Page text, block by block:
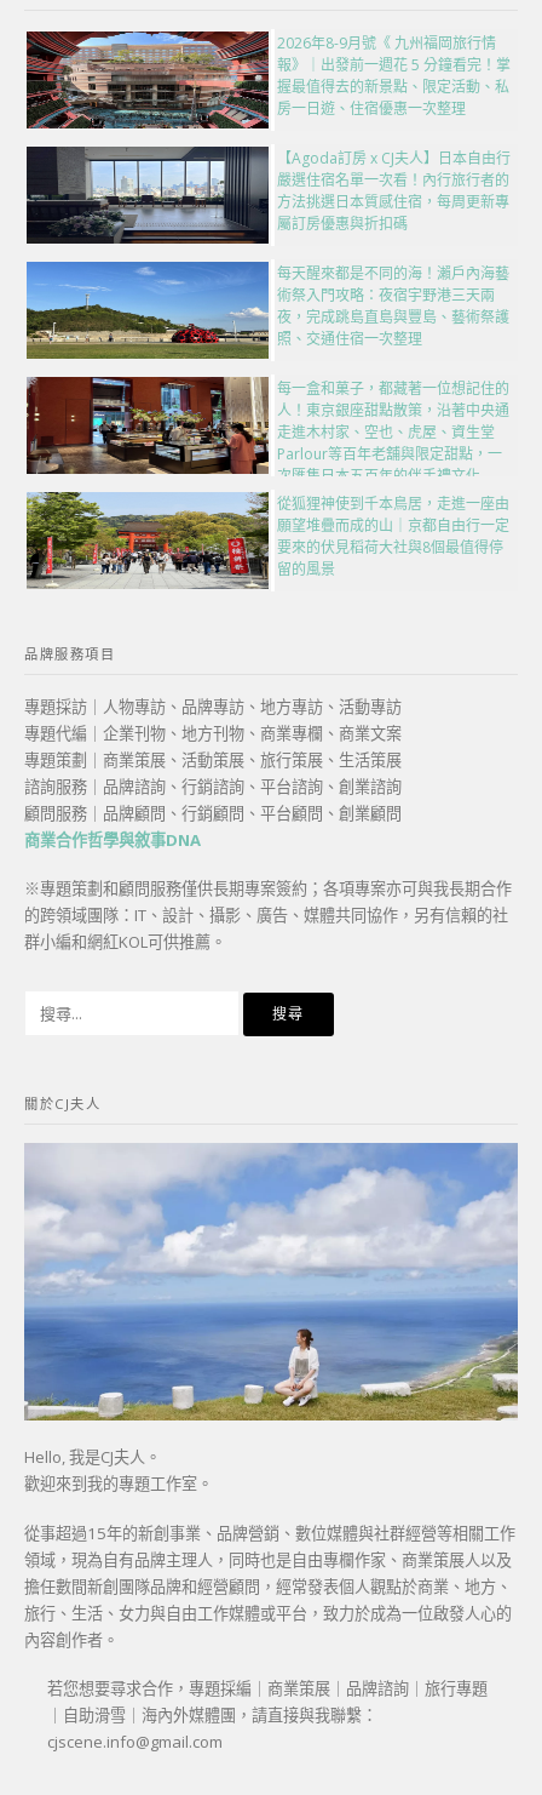
2026年8-9月號《 九州福岡旅行情
報》｜出發前一週花 5 分鐘看完！掌
握最值得去的新景點、限定活動、私
房一日遊、住宿優惠一次整理
【Agoda訂房 x CJ夫人】日本自由行
嚴選住宿名單一次看！內行旅行者的
方法挑選日本質感住宿，每周更新專
屬訂房優惠與折扣碼
每天醒來都是不同的海！瀨戶內海藝
術祭入門攻略：夜宿宇野港三天兩
夜，完成跳島直島與豐島、藝術祭護
照、交通住宿一次整理
每一盒和菓子，都藏著一位想記住的
人！東京銀座甜點散策，沿著中央通
走進木村家、空也、虎屋、資生堂
Parlour等百年老舖與限定甜點，一
次匯集日本五百年的伴手禮文化
從狐狸神使到千本鳥居，走進一座由
願望堆疊而成的山｜京都自由行一定
要來的伏見稻荷大社與8個最值得停
留的風景
品牌服務項目
專題採訪｜人物專訪、品牌專訪、地方專訪、活動專訪
專題代編｜企業刊物、地方刊物、商業專欄、商業文案
專題策劃｜商業策展、活動策展、旅行策展、生活策展
諮詢服務｜品牌諮詢、行銷諮詢、平台諮詢、創業諮詢
顧問服務｜品牌顧問、行銷顧問、平台顧問、創業顧問
商業合作哲學與敘事DNA
※專題策劃和顧問服務僅供長期專案簽約；各項專案亦可與我長期合作
的跨領域團隊：IT、設計、攝影、廣告、媒體共同協作，另有信賴的社
群小編和網紅KOL可供推薦。
字:
關於CJ夫人
Hello, 我是CJ夫人。
歡迎來到我的專題工作室。
從事超過15年的新創事業、品牌營銷、數位媒體與社群經營等相關工作
領域，現為自有品牌主理人，同時也是自由專欄作家、商業策展人以及
擔任數間新創團隊品牌和經營顧問，經常發表個人觀點於商業、地方、
旅行、生活、女力與自由工作媒體或平台，致力於成為一位啟發人心的
內容創作者。
若您想要尋求合作，專題採編｜商業策展｜品牌諮詢｜旅行專題
｜自助滑雪｜海內外媒體團，請直接與我聯繫：
cjscene.info@gmail.com